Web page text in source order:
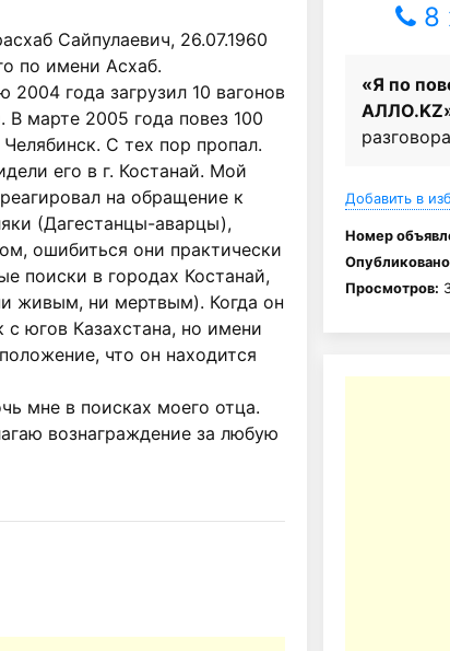
Сайпулаевич, 26.07.1960
по имени Асхаб.
года загрузил 10 вагонов
В марте 2005 года повез 100
Челябинск. С тех пор пропал.
его в г. Костанай. Мой
на обращение к
(Дагестанцы-аварцы),
ошибиться они практически
поиски в городах Костанай,
живым, ни мертвым). Когда он
с югов Казахстана, но имени
что он находится
мне в поисках моего отца.
вознаграждение за любую
8
«Я по
Добавить в
Номер
Просмотров: